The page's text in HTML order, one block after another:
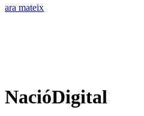
ara mateix
NacióDigital